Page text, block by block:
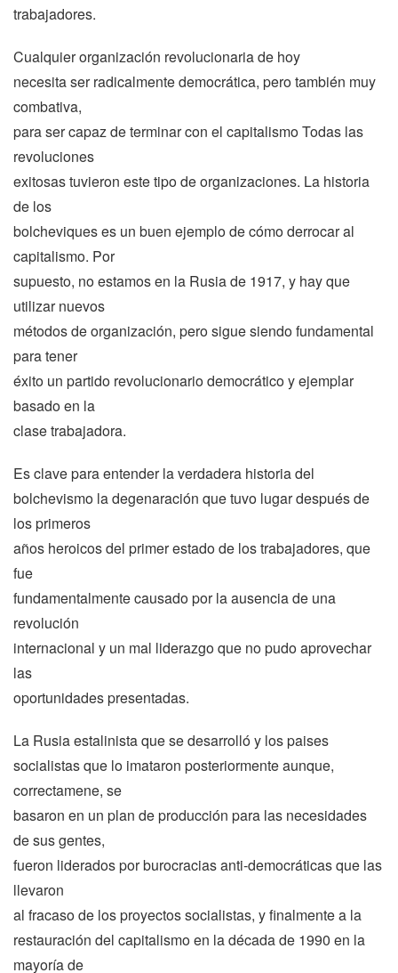
trabajadores.
Cualquier organización revolucionaria de hoy
necesita ser radicalmente democrática, pero también muy
combativa,
para ser capaz de terminar con el capitalismo Todas las
revoluciones
exitosas tuvieron este tipo de organizaciones. La historia
de los
bolcheviques es un buen ejemplo de cómo derrocar al
capitalismo. Por
supuesto, no estamos en la Rusia de 1917, y hay que
utilizar nuevos
métodos de organización, pero sigue siendo fundamental
para tener
éxito un partido revolucionario democrático y ejemplar
basado en la
clase trabajadora.
Es clave para entender la verdadera historia del
bolchevismo la degenaración que tuvo lugar después de
los primeros
años heroicos del primer estado de los trabajadores, que
fue
fundamentalmente causado por la ausencia de una
revolución
internacional y un mal liderazgo que no pudo aprovechar
las
oportunidades presentadas.
La Rusia estalinista que se desarrolló y los paises
socialistas que lo imataron posteriormente aunque,
correctamene, se
basaron en un plan de producción para las necesidades
de sus gentes,
fueron liderados por burocracias anti-democráticas que las
llevaron
al fracaso de los proyectos socialistas, y finalmente a la
restauración del capitalismo en la década de 1990 en la
mayoría de